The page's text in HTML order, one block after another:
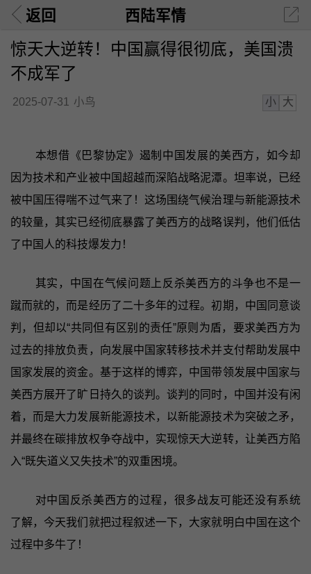
返回 西陆军情
惊天大逆转！中国赢得很彻底，美国溃
不成军了
2025-07-31 小鸟 小 大
本想借《巴黎协定》遏制中国发展的美西方，如今却
因为技术和产业被中国超越而深陷战略泥潭。坦率说，已经
被中国压得喘不过气来了！这场围绕气候治理与新能源技术
的较量，其实已经彻底暴露了美西方的战略误判，他们低估
了中国人的科技爆发力！
其实，中国在气候问题上反杀美西方的斗争也不是一
蹴而就的，而是经历了二十多年的过程。初期，中国同意谈
判，但却以“共同但有区别的责任”原则为盾，要求美西方为
过去的排放负责，向发展中国家转移技术并支付帮助发展中
国家发展的资金。基于这样的博弈，中国带领发展中国家与
美西方展开了旷日持久的谈判。谈判的同时，中国并没有闲
着，而是大力发展新能源技术，以新能源技术为突破之矛，
并最终在碳排放权争夺战中，实现惊天大逆转，让美西方陷
入“既失道义又失技术”的双重困境。
对中国反杀美西方的过程，很多战友可能还没有系统
了解，今天我们就把过程叙述一下，大家就明白中国在这个
过程中多牛了！